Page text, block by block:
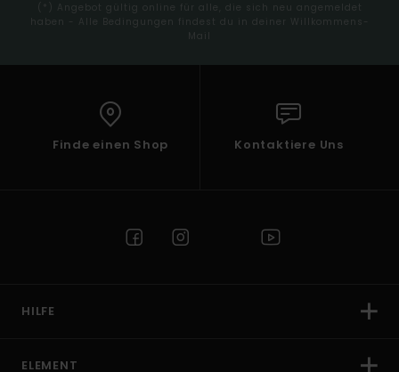
(*) Angebot gültig online für alle, die sich neu angemeldet
haben - Alle Bedingungen findest du in deiner Willkommens-
Mail
Finde einen Shop Kontaktiere Uns
HILFE
ELEMENT